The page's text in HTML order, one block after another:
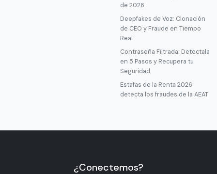
de 2026
Deepfakes de Voz: Clonación
de CEO y Fraude en Tiempo
Real
Contraseña Filtrada: Detectala
en 5 Pasos y Recupera tu
Seguridad
Estafas de la Renta 2026:
detecta los fraudes de la AEAT
¿Conectemos?